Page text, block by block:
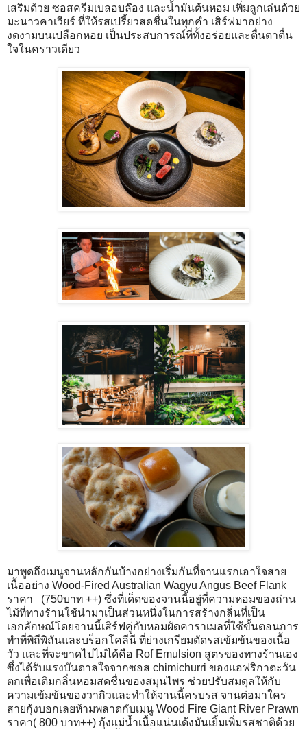
เสริมด้วย ซอสครีมเบลอบล๊อง และน้ำมันต้นหอม เพิ่มลูกเล่นด้วย
มะนาวคาเวียร์ ที่ให้รสเปรี้ยวสดชื่นในทุกคำ เสิร์ฟมาอย่าง
งดงามบนเปลือกหอย เป็นประสบการณ์ที่ทั้งอร่อยและตื่นตาตื่น
ใจในคราวเดียว
มาพูดถึงเมนูจานหลักกันบ้างอย่างเริ่มกันที่จานแรกเอาใจสาย
เนื้ออย่าง Wood-Fired Australian Wagyu Angus Beef Flank
ราคา (750บาท ++) ซึ่งที่เด็ดของจานนี้อยู่ที่ความหอมของถ่าน
ไม้ที่ทางร้านใช้นำมาเป็นส่วนหนึ่งในการสร้างกลิ่นที่เป็น
เอกลักษณ์โดยจานนี้เสิร์ฟคู่กับหอมผัดคาราเมลที่ใช้ขั้นตอนการ
ทำที่พิถีพิถันและบร็อกโคลีนี ที่ย่างเกรียมตัดรสเข้มข้นของเนื้อ
วัว และที่จะขาดไปไม่ได้คือ Rof Emulsion สูตรของทางร้านเอง
ซึ่งได้รับแรงบันดาลใจจากซอส chimichurri ของแอฟริกาตะวัน
ตกเพื่อเติมกลิ่นหอมสดชื่นของสมุนไพร ช่วยปรับสมดุลให้กับ
ความเข้มข้นของวากิวและทำให้จานนี้ครบรส จานต่อมาใคร
สายกุ้งบอกเลยห้ามพลาดกับเมนู Wood Fire Giant River Prawn
ราคา( 800 บาท++) กุ้งแม่น้ำเนื้อแน่นเด้งมันเยิ้มเพิ่มรสชาติด้วย